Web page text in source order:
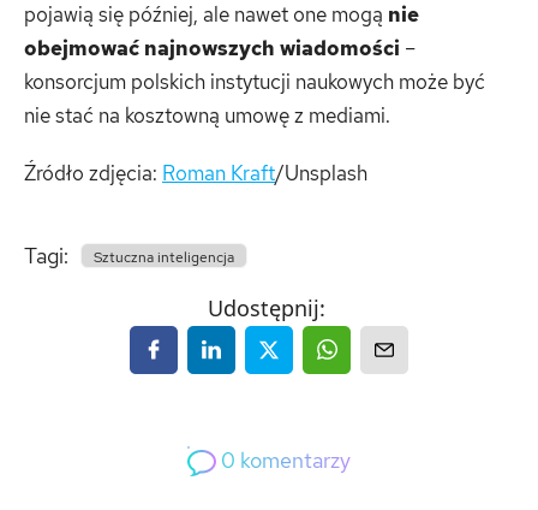
pojawią się później, ale nawet one mogą nie
obejmować najnowszych wiadomości –
konsorcjum polskich instytucji naukowych może być
nie stać na kosztowną umowę z mediami.
Źródło zdjęcia: Roman Kraft/Unsplash
Tagi: Sztuczna inteligencja
Udostępnij:
0 komentarzy